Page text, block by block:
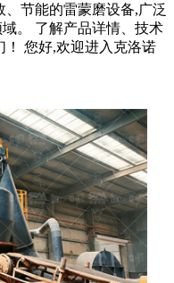
节能的雷蒙磨设备,广泛
。 了解产品详情、技术
！ 您好,欢迎进入克洛诺